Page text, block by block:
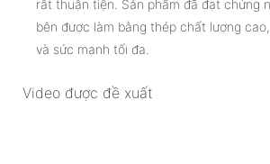
rất thuận tiện. Sản phẩm đã đạt chứng
bên được làm bằng thép chất lượng
và sức mạnh tối đa.
Video được đề xuất